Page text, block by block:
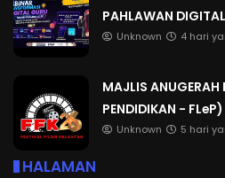
PAHLAWAN
Unknown 4 hari
MAJLIS ANUGERAH
PENDIDIKAN -
Unknown 5 hari
HALAMAN